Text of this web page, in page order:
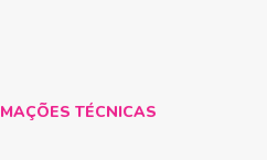
TÉCNICAS